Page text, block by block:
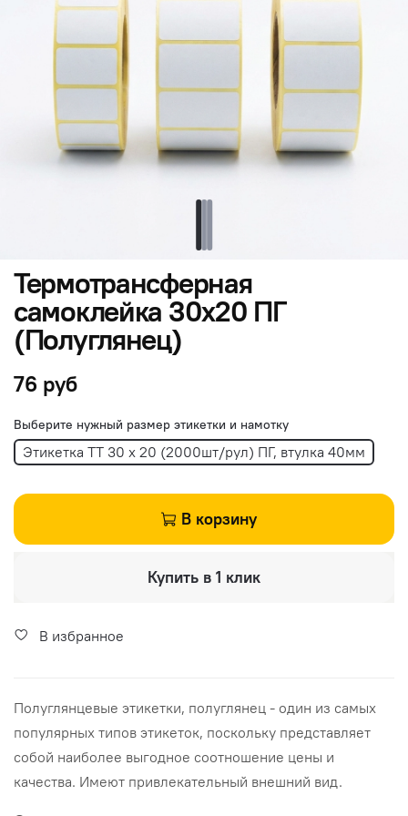
Термотрансферная
самоклейка 30х20 ПГ
(Полуглянец)
76 руб
Выберите нужный размер этикетки и намотку
Этикетка ТТ 30 х 20 (2000шт/рул) ПГ, втулка 40мм
В корзину
Купить в 1 клик
В избранное
Полуглянцевые этикетки, полуглянец - один из самых
популярных типов этикеток, поскольку представляет
собой наиболее выгодное соотношение цены и
качества. Имеют привлекательный внешний вид.